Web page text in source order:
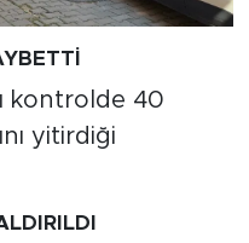
kontrolde 40
yitirdiği